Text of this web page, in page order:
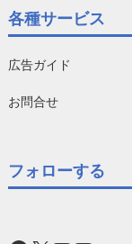
各種サービス
広告ガイド
お問合せ
フォローする